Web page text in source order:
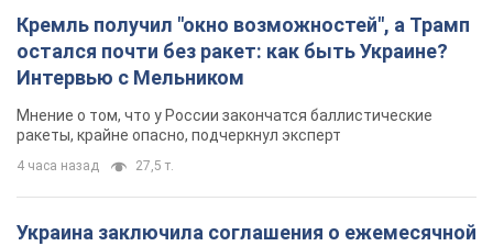
Кремль получил "окно возможностей", а Трамп
остался почти без ракет: как быть Украине?
Интервью с Мельником
Мнение о том, что у России закончатся баллистические
ракеты, крайне опасно, подчеркнул эксперт
4 часа назад 27,5 т.
Украина заключила соглашения о ежемесячной